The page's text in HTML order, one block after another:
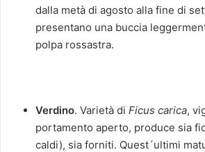
dalla metà di agosto alla fine di
presentano una buccia
polpa rossastra.
Verdino. Varietà di Ficus carica,
portamento aperto, produce sia
caldi), sia forniti. Quest´ultimi